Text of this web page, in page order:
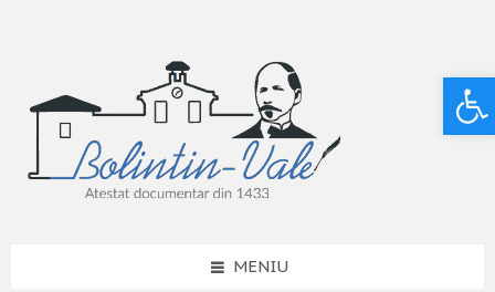
MENIU
Deschide bara de unelte